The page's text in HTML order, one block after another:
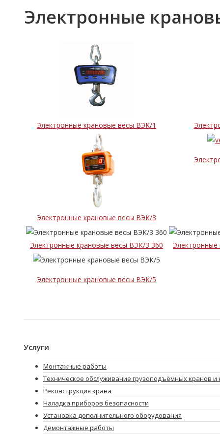
Электронные
Электронные крановые весы ВЭК/1
Электронные крановые весы ВЭК/3
Электронные крановые весы ВЭК/3 360
Электронные крановые весы ВЭК/5
Услуги
Монтажные работы
Техническое обслуживание грузоподъёмных кранов и
Реконструкция крана
Наладка приборов безопасности
Установка дополнительного оборудования
Демонтажные работы